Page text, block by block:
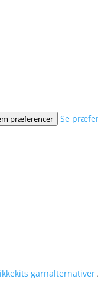
præferencer
Se
garnalternativer